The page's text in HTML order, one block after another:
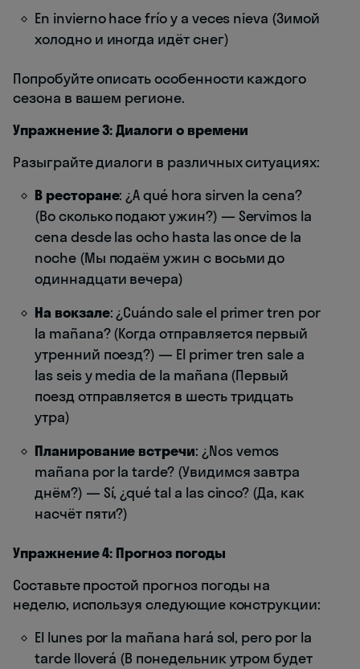
En invierno hace frío y a veces nieva (Зимой
холодно и иногда идёт снег)
Попробуйте описать особенности каждого
сезона в вашем регионе.
Упражнение 3: Диалоги о времени
Разыграйте диалоги в различных ситуациях:
В ресторане: ¿A qué hora sirven la cena?
(Во сколько подают ужин?) — Servimos la
cena desde las ocho hasta las once de la
noche (Мы подаём ужин с восьми до
одиннадцати вечера)
На вокзале: ¿Cuándo sale el primer tren por
la mañana? (Когда отправляется первый
утренний поезд?) — El primer tren sale a
las seis y media de la mañana (Первый
поезд отправляется в шесть тридцать
утра)
Планирование встречи: ¿Nos vemos
mañana por la tarde? (Увидимся завтра
днём?) — Sí, ¿qué tal a las cinco? (Да, как
насчёт пяти?)
Упражнение 4: Прогноз погоды
Составьте простой прогноз погоды на
неделю, используя следующие конструкции:
El lunes por la mañana hará sol, pero por la
tarde lloverá (В понедельник утром будет